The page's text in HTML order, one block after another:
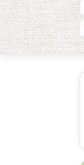
す。
し
文